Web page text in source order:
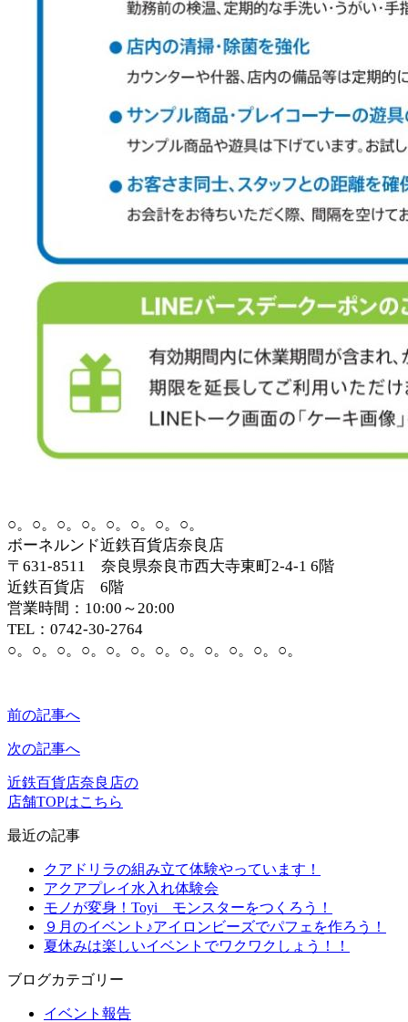
○。○。○。○。○。○。○。○。
ボーネルンド近鉄百貨店奈良店
〒631-8511 奈良県奈良市西大寺東町2-4-1 6階
近鉄百貨店 6階
営業時間：10:00～20:00
TEL：0742-30-2764
○。○。○。○。○。○。○。○。○。○。○。○。
前の記事へ
次の記事へ
近鉄百貨店奈良店の
店舗TOPはこちら
最近の記事
クアドリラの組み立て体験やっています！
アクアプレイ水入れ体験会
モノが変身！Toyi モンスターをつくろう！
９月のイベント♪アイロンビーズでパフェを作ろう！
夏休みは楽しいイベントでワクワクしょう！！
ブログカテゴリー
イベント報告